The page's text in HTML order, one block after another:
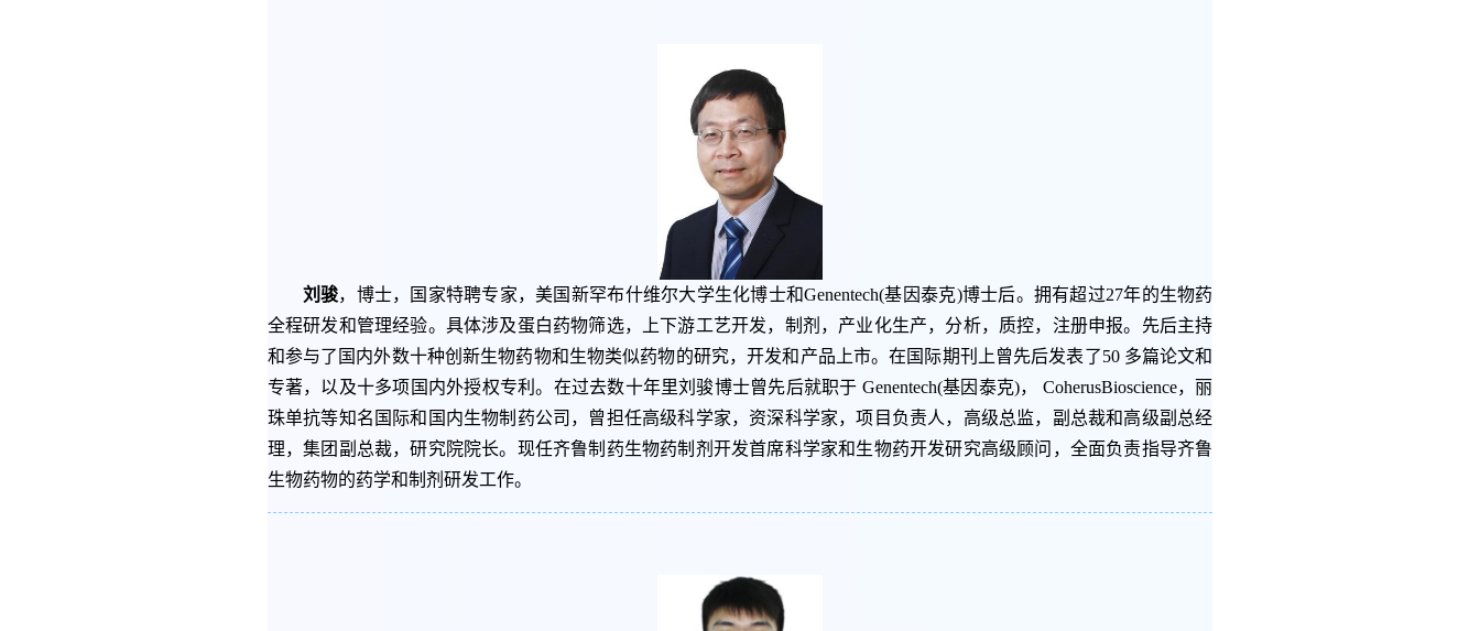
刘骏， 博士，国家特聘专家，美国新罕布什维尔大学生化博士和Genentech(基因泰克)博士后。拥有超过27年的生物药
全程研发和管理经验。具体涉及蛋白药物筛选，上下游工艺开发，制剂，产业化生产，分析，质控，注册申报。先后主持
和参与了国内外数十种创新生物药物和生物类似药物的研究，开发和产品上市。在国际期刊上曾先后发表了50 多篇论文和
专著，以及十多项国内外授权专利。在过去数十年里刘骏博士曾先后就职于 Genentech(基因泰克)， CoherusBioscience，丽
珠单抗等知名国际和国内生物制药公司，曾担任高级科学家，资深科学家，项目负责人，高级总监，副总裁和高级副总经
理，集团副总裁，研究院院长。现任齐鲁制药生物药制剂开发首席科学家和生物药开发研究高级顾问，全面负责指导齐鲁
生物药物的药学和制剂研发工作。